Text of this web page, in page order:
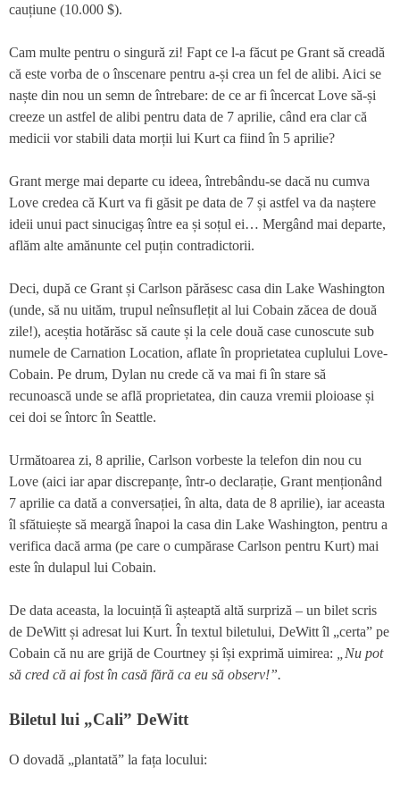
cauțiune (10.000 $).
Cam multe pentru o singură zi! Fapt ce l-a făcut pe Grant să creadă
că este vorba de o înscenare pentru a-și crea un fel de alibi. Aici se
naște din nou un semn de întrebare: de ce ar fi încercat Love să-și
creeze un astfel de alibi pentru data de 7 aprilie, când era clar că
medicii vor stabili data morții lui Kurt ca fiind în 5 aprilie?
Grant merge mai departe cu ideea, întrebându-se dacă nu cumva
Love credea că Kurt va fi găsit pe data de 7 și astfel va da naștere
ideii unui pact sinucigaș între ea și soțul ei… Mergând mai departe,
aflăm alte amănunte cel puțin contradictorii.
Deci, după ce Grant și Carlson părăsesc casa din Lake Washington
(unde, să nu uităm, trupul neînsuflețit al lui Cobain zăcea de două
zile!), aceștia hotărăsc să caute și la cele două case cunoscute sub
numele de Carnation Location, aflate în proprietatea cuplului Love-
Cobain. Pe drum, Dylan nu crede că va mai fi în stare să
recunoască unde se află proprietatea, din cauza vremii ploioase și
cei doi se întorc în Seattle.
Următoarea zi, 8 aprilie, Carlson vorbeste la telefon din nou cu
Love (aici iar apar discrepanțe, într-o declarație, Grant menționând
7 aprilie ca dată a conversației, în alta, data de 8 aprilie), iar aceasta
îl sfătuiește să meargă înapoi la casa din Lake Washington, pentru a
verifica dacă arma (pe care o cumpărase Carlson pentru Kurt) mai
este în dulapul lui Cobain.
De data aceasta, la locuință îi așteaptă altă surpriză – un bilet scris
de DeWitt și adresat lui Kurt. În textul biletului, DeWitt îl „certa” pe
Cobain că nu are grijă de Courtney și își exprimă uimirea:
„Nu pot
să cred că ai fost în casă fără ca eu să observ!”.
Biletul lui „Cali” DeWitt
O dovadă „plantată” la fața locului: